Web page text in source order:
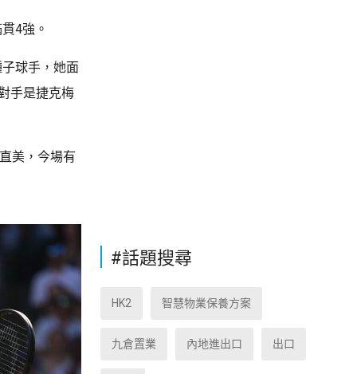
4強。
球手，她面
手是捷克梅
美，今場有
#話題搜尋
HK2 智慧物業保養方案
九倉置業 內地進出口 出口